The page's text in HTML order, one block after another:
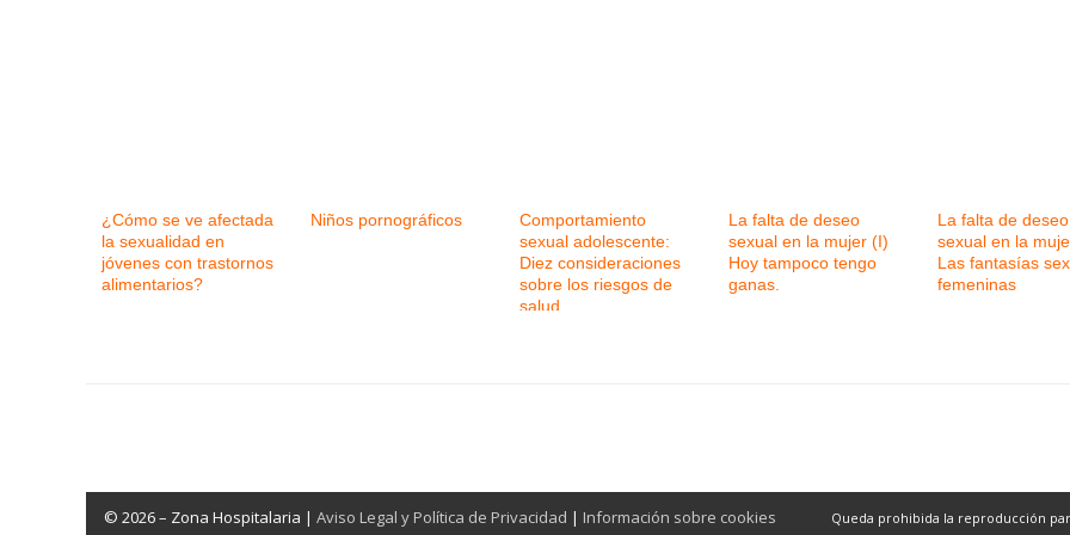
¿Cómo se ve afectada
la sexualidad en
jóvenes con trastornos
alimentarios?
Niños pornográficos
Comportamiento
sexual adolescente:
Diez consideraciones
sobre los riesgos de
salud
La falta de deseo
sexual en la mujer (I)
Hoy tampoco tengo
ganas.
La falta de deseo
sexual en la
Las fantasías
femeninas
© 2026 – Zona Hospitalaria | Aviso Legal y Política de Privacidad | Información sobre cookies Queda prohibida la reproducción